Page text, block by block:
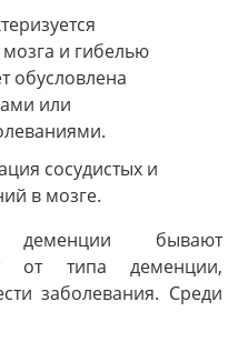
и гибелью
обусловлена
или
сосудистых и
в мозге.
деменции бывают
от типа деменции,
заболевания. Среди